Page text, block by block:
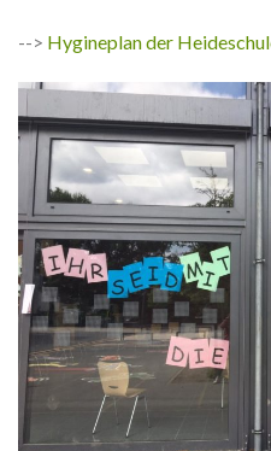
--> Hygineplan der